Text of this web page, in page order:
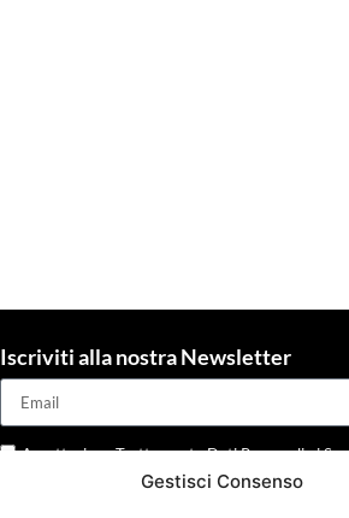
Gestisci Consenso
Iscriviti alla nostra Newsletter
Accettazione Trattamento Dati Personali ai
Gdpr 679/2016 e della normativa applicabile